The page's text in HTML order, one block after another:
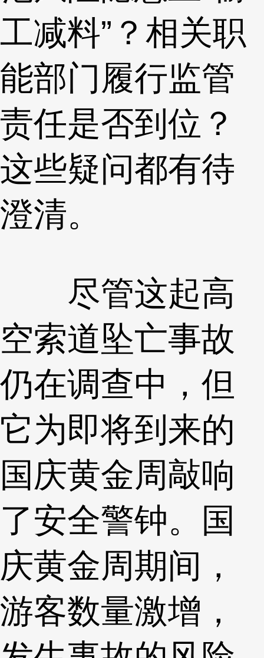
工减料”？相关职
能部门履行监管
责任是否到位？
这些疑问都有待
澄清。
尽管这起高
空索道坠亡事故
仍在调查中，但
它为即将到来的
国庆黄金周敲响
了安全警钟。国
庆黄金周期间，
游客数量激增，